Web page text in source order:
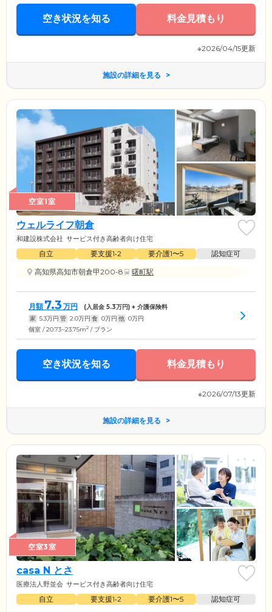
空き状況を知る 料金見積もり
※2026/04/15更新
施設の詳細を見る
空室1室
ウェルライフ朝倉
和建設株式会社 サービス付き高齢者向け住宅
自立 要支援1•2 要介護1〜5
認知症可
高知県高知市朝倉甲200-8
曙町駅
月額 7.3 万円 (入居金 5.3万円) + 介護保険料
家 5.3万円 管 2.0万円 食 0万円 他 0万円
個室 / 20.73~23.75m2 / プラン
空き状況を知る 料金見積もり
※2026/07/13更新
施設の詳細を見る
空室3室
casa N とさ
医療法人野並会 サービス付き高齢者向け住宅
自立 要支援1•2 要介護1〜5
認知症可